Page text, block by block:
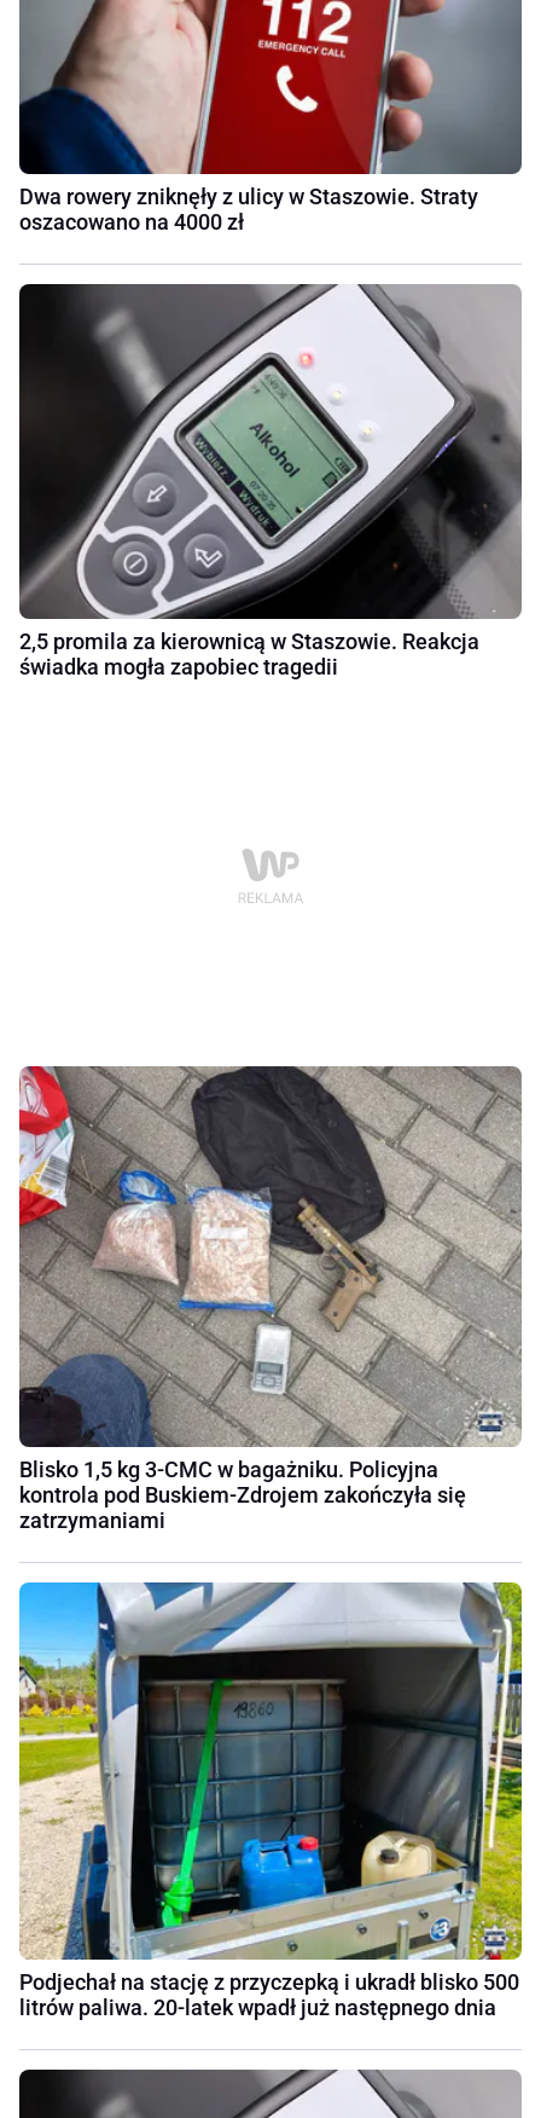
Dwa rowery zniknęły z ulicy w Staszowie. Straty
oszacowano na 4000 zł
2,5 promila za kierownicą w Staszowie. Reakcja
świadka mogła zapobiec tragedii
Blisko 1,5 kg 3-CMC w bagażniku. Policyjna
kontrola pod Buskiem-Zdrojem zakończyła się
zatrzymaniami
Podjechał na stację z przyczepką i ukradł blisko 500
litrów paliwa. 20-latek wpadł już następnego dnia